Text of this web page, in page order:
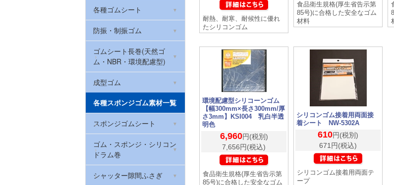
各種ゴムシート
環境配慮型ゴムシート
(RoHS2対応)
NBRゴム(ニトリルゴム)
CRゴム(クロロプレン)
天然ゴム
クッションラバー
ウレタンゴム
マグネットゴム
防振・制振ゴム
ハイパー防振ゴムマット
防振ゴム
ハイパー防振ゴムマット
(洗濯機・冷蔵庫用)
制振ゴム(ハネナイト)
W波ゴムクッション
防振・滑り止めゲル
ゴムシート長巻(天然ゴ
ム・NBR・環境配慮型)
厚さ0.5mm
厚さ1mm
厚さ2mm
厚さ3mm
厚さ5mm
成型ゴム
ゴムストッパー
防振クッションゴム(筒状)
ゴム栓
Oリング(オーリング・パッ
キン)
各種スポンジゴム素材一覧
スポンジゴムシート
EPDMスポンジゴム
天然ゴム系スポンジゴム
ゴム・スポンジ・シリコン
ドラム巻
トンネンルゴム
シャッター隙間ふさぎ
耐熱、耐寒、耐候性に優れ
たシリコンゴム
食品衛生規格(厚生省告示第
85号)に合格した安全なゴム
材料
環境配慮型シリコーンゴム
【幅300mm×長さ300mm/厚
さ3mm】KSI004 乳白半透
明色
6,960円(税別)
7,656円(税込)
食品衛生規格(厚生省告示第
85号)に合格した安全なゴム
シリコンゴム接着用両面接
着シート NW-5302A
610円(税別)
671円(税込)
シリコンゴム接着用両面テ
ープ